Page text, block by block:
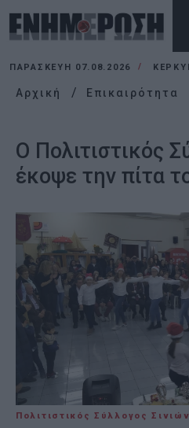
ΠΑΡΑΣΚΕΥΉ 07.08.2026
Αρχική Επικαιρότητα
Ο Πολιτιστικός
έκοψε την πίτα
Πολιτιστικός Σύλλογος Σινιών